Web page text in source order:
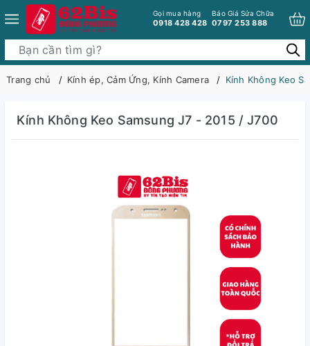
Gọi mua hàng
0918 428 428
Báo Giá Sửa Chữa
0797 253 888
Trang chủ Kính ép, Cảm Ứng, Kính Camera Kính Không Keo
Kính Không Keo Samsung J7 - 2015 / J700